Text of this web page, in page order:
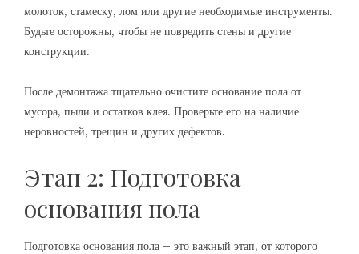
молоток, стамеску, лом или другие необходимые инструменты.
Будьте осторожны, чтобы не повредить стены и другие
конструкции.
После демонтажа тщательно очистите основание пола от
мусора, пыли и остатков клея. Проверьте его на наличие
неровностей, трещин и других дефектов.
Этап 2: Подготовка
основания пола
Подготовка основания пола – это важный этап, от которого